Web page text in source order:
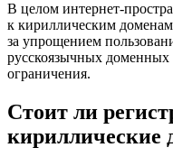
В целом интернет-
к кириллическим
за упрощением
русскоязычных
ограничения.
Стоит ли
кириллические